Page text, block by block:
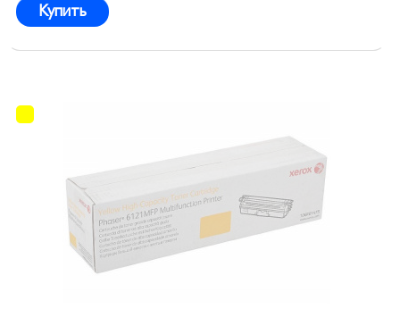
Купить